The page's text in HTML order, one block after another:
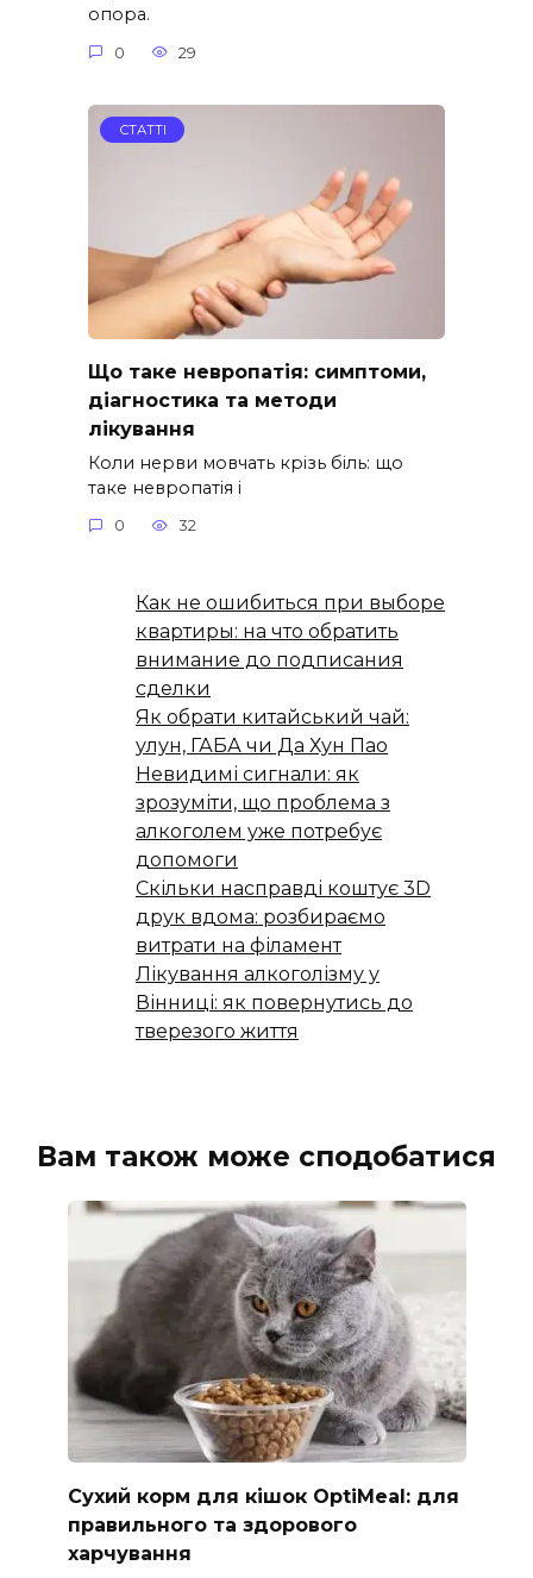
опора.
0 29
СТАТТІ
Що таке невропатія: симптоми,
діагностика та методи
лікування
Коли нерви мовчать крізь біль: що
таке невропатія і
0 32
Как не ошибиться при выборе
квартиры: на что обратить
внимание до подписания
сделки
Як обрати китайський чай:
улун, ГАБА чи Да Хун Пао
Невидимі сигнали: як
зрозуміти, що проблема з
алкоголем уже потребує
допомоги
Скільки насправді коштує 3D
друк вдома: розбираємо
витрати на філамент
Лікування алкоголізму у
Вінниці: як повернутись до
тверезого життя
Вам також може сподобатися
Сухий корм для кішок OptiMeal: для
правильного та здорового
харчування